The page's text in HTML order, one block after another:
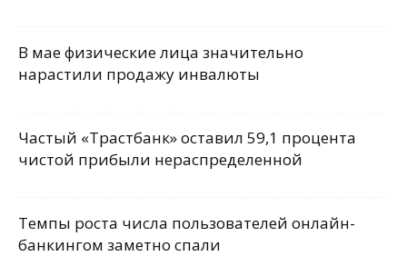
В мае физические лица значительно
нарастили продажу инвалюты
Частый «Трастбанк» оставил 59,1 процента
чистой прибыли нераспределенной
Темпы роста числа пользователей онлайн-
банкингом заметно спали